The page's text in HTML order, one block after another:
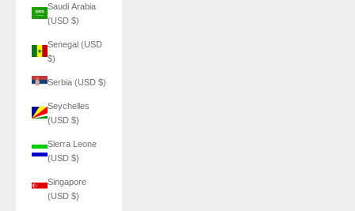
Saudi Arabia
(USD $)
Senegal (USD
$)
Serbia (USD $)
Seychelles
(USD $)
Sierra Leone
(USD $)
Singapore
(USD $)